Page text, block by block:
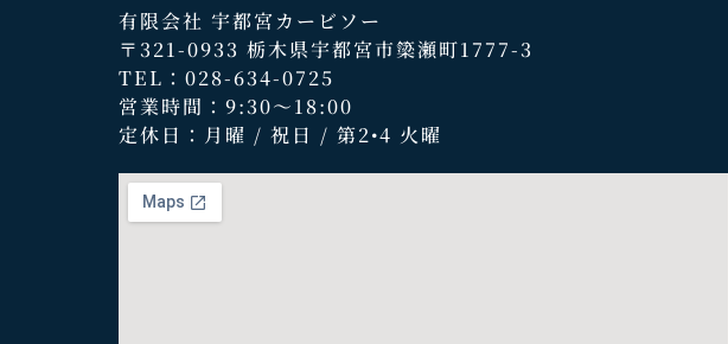
有限会社 宇都宮カービソー
〒321-0933 栃木県宇都宮市簗瀬町1777-3
TEL：028-634-0725
営業時間：9:30～18:00
定休日：月曜 / 祝日 / 第2•4 火曜